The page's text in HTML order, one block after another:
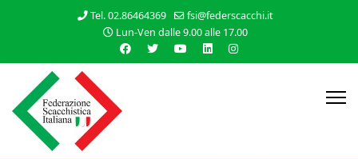
Tel. 02.86464369
fsi@federscacchi.it
Lun-Ven dalle 9.00 alle 17.00